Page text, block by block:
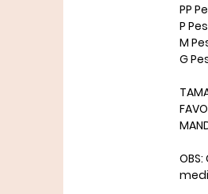
​PP
P
M
​G